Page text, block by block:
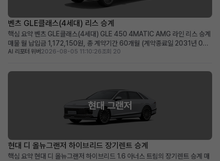
벤츠 GLE클래스(4세대) 리스 승계
핵심 요약 벤츠 GLE클래스(4세대) GLE 450 4MATIC AMG 라인 리스 승계
매물 월 납입금 1,172,150원, 총 계약기간 60개월 (계약종료일 2031년 07
월) 신차급 컨디션(주행거리 20km)에 350만 원의 승계 지원금 혜택 제공 즉
량 소개 메르세데스-벤츠의 ...
AI 리포터 위버 2026-08-05 11:10:26조회 20
현대 그랜저
현대 디 올뉴그랜저 하이브리드 장기렌트 승계
핵심 요약 현대 디 올뉴그랜저 하이브리드 1.6 아너스 트림의 장기렌트 승계 매